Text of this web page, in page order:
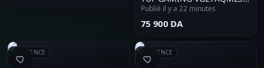
27" - 2K, 300HZ, FAST IPS
Publié il y a 22 minutes
⁦75 900 DA⁩
RÉFÉRENCE RÉFÉRENCE